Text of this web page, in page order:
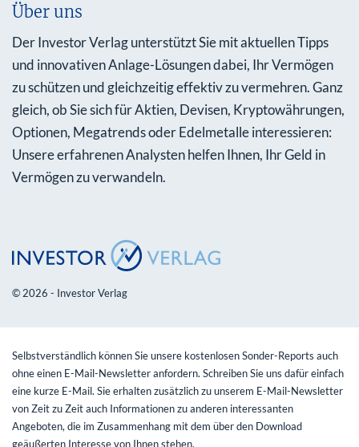
Über uns
Der Investor Verlag unterstützt Sie mit aktuellen Tipps
und innovativen Anlage-Lösungen dabei, Ihr Vermögen
zu schützen und gleichzeitig effektiv zu vermehren. Ganz
gleich, ob Sie sich für Aktien, Devisen, Kryptowährungen,
Optionen, Megatrends oder Edelmetalle interessieren:
Unsere erfahrenen Analysten helfen Ihnen, Ihr Geld in
Vermögen zu verwandeln.
© 2026 - Investor Verlag
Selbstverständlich können Sie unsere kostenlosen Sonder-Reports auch
ohne einen E-Mail-Newsletter anfordern. Schreiben Sie uns dafür einfach
eine kurze E-Mail. Sie erhalten zusätzlich zu unserem E-Mail-Newsletter
von Zeit zu Zeit auch Informationen zu anderen interessanten
Angeboten, die im Zusammenhang mit dem über den Download
geäußerten Interesse von Ihnen stehen.